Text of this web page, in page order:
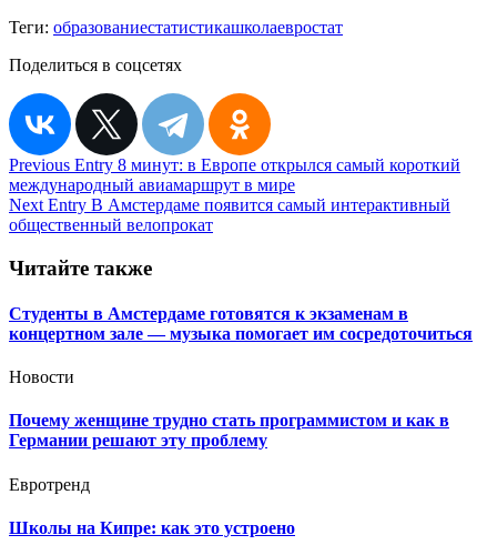
Теги: образованиестатистикашколаевростат
Поделиться в соцсетях
Навигация
по
записям
Previous Entry 8 минут: в Европе открылся самый короткий
международный авиамаршрут в мире
Next Entry В Амстердаме появится самый интерактивный
общественный велопрокат
Читайте также
Студенты в Амстердаме готовятся к экзаменам в
концертном зале — музыка помогает им сосредоточиться
Новости
Почему женщине трудно стать программистом и как в
Германии решают эту проблему
Евротренд
Школы на Кипре: как это устроено